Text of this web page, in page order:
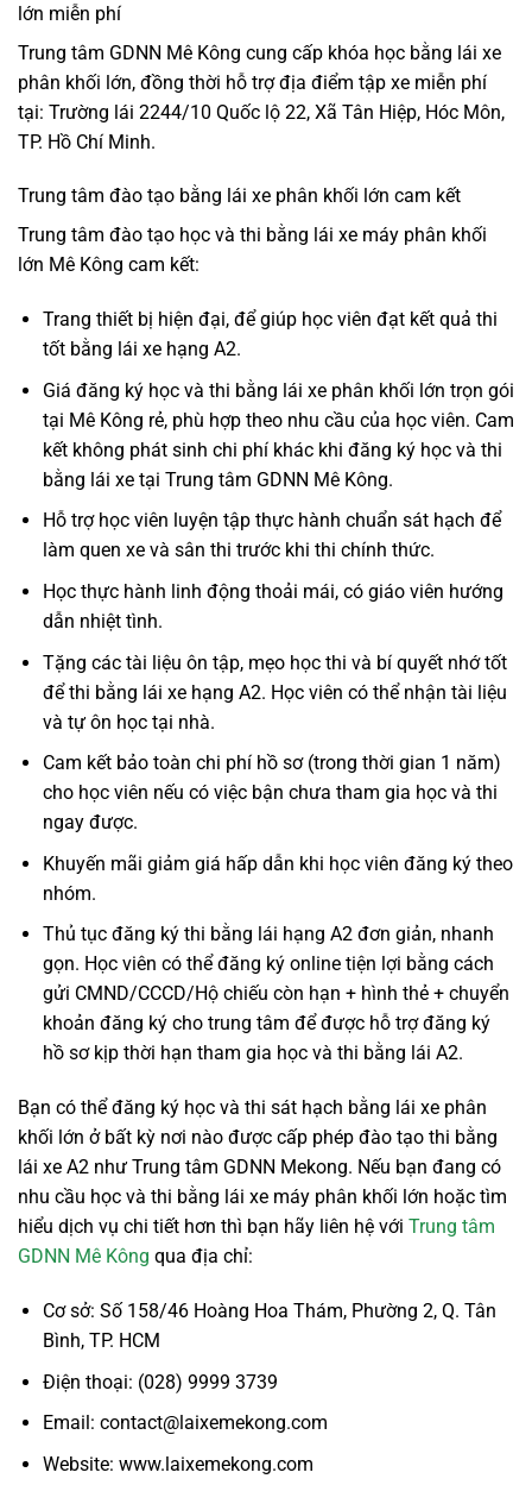
lớn miễn phí
Trung tâm GDNN Mê Kông cung cấp khóa học bằng lái xe
phân khối lớn, đồng thời hỗ trợ địa điểm tập xe miễn phí
tại: Trường lái 2244/10 Quốc lộ 22, Xã Tân Hiệp, Hóc Môn,
TP. Hồ Chí Minh.
Trung tâm đào tạo bằng lái xe phân khối lớn cam kết
Trung tâm đào tạo học và thi bằng lái xe máy phân khối
lớn Mê Kông cam kết:
Trang thiết bị hiện đại, để giúp học viên đạt kết quả thi
tốt bằng lái xe hạng A2.
Giá đăng ký học và thi bằng lái xe phân khối lớn trọn gói
tại Mê Kông rẻ, phù hợp theo nhu cầu của học viên. Cam
kết không phát sinh chi phí khác khi đăng ký học và thi
bằng lái xe tại Trung tâm GDNN Mê Kông.
Hỗ trợ học viên luyện tập thực hành chuẩn sát hạch để
làm quen xe và sân thi trước khi thi chính thức.
Học thực hành linh động thoải mái, có giáo viên hướng
dẫn nhiệt tình.
Tặng các tài liệu ôn tập, mẹo học thi và bí quyết nhớ tốt
để thi bằng lái xe hạng A2. Học viên có thể nhận tài liệu
và tự ôn học tại nhà.
Cam kết bảo toàn chi phí hồ sơ (trong thời gian 1 năm)
cho học viên nếu có việc bận chưa tham gia học và thi
ngay được.
Khuyến mãi giảm giá hấp dẫn khi học viên đăng ký theo
nhóm.
Thủ tục đăng ký thi bằng lái hạng A2 đơn giản, nhanh
gọn. Học viên có thể đăng ký online tiện lợi bằng cách
gửi CMND/CCCD/Hộ chiếu còn hạn + hình thẻ + chuyển
khoản đăng ký cho trung tâm để được hỗ trợ đăng ký
hồ sơ kịp thời hạn tham gia học và thi bằng lái A2.
Bạn có thể đăng ký học và thi sát hạch bằng lái xe phân
khối lớn ở bất kỳ nơi nào được cấp phép đào tạo thi bằng
lái xe A2 như Trung tâm GDNN Mekong. Nếu bạn đang có
nhu cầu học và thi bằng lái xe máy phân khối lớn hoặc tìm
hiểu dịch vụ chi tiết hơn thì bạn hãy liên hệ với Trung tâm
GDNN Mê Kông qua địa chỉ:
Cơ sở: Số 158/46 Hoàng Hoa Thám, Phường 2, Q. Tân
Bình, TP. HCM
Điện thoại: (028) 9999 3739
Email: contact@laixemekong.com
Website: www.laixemekong.com